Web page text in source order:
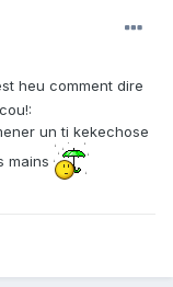
heu comment dire
un ti kekechose
mains